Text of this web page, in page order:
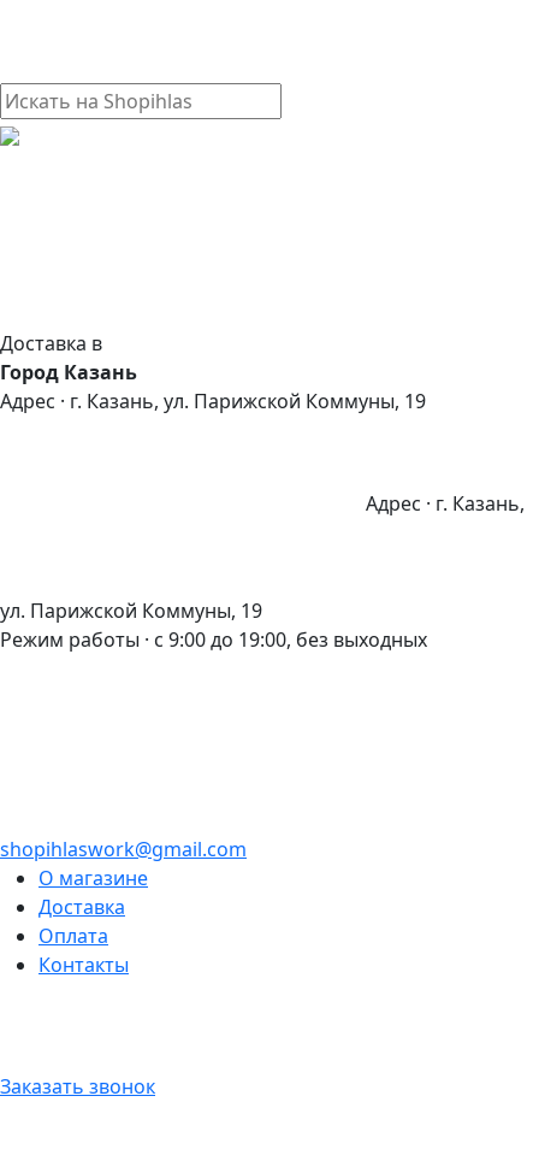
Доставка в
Город Казань
Адрес · г. Казань, ул. Парижской Коммуны, 19
Адрес · г. Казань,
ул. Парижской Коммуны, 19
Режим работы · с 9:00 до 19:00, без выходных
shopihlaswork@gmail.com
О магазине
Доставка
Оплата
Контакты
Заказать звонок